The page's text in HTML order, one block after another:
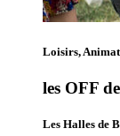
Loisirs,
les OFF
Les Halles de